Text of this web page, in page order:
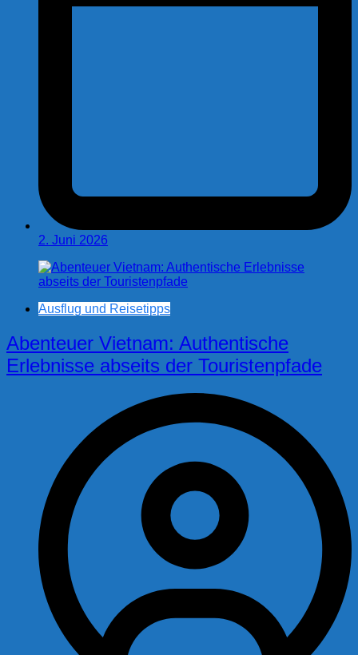
2. Juni 2026
Ausflug und Reisetipps
Abenteuer Vietnam: Authentische
Erlebnisse abseits der Touristenpfade